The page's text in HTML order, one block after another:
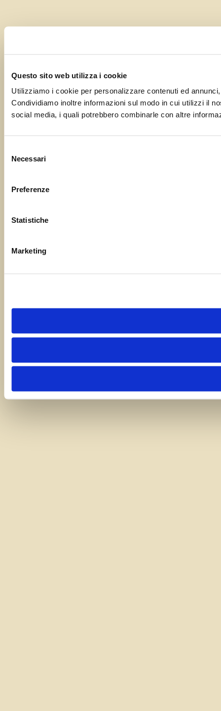
Questo sito web utilizza i cookie
Utilizziamo i cookie per personalizzare contenuti ed
Condividiamo inoltre informazioni sul modo in cui utilizzi il
social media, i quali potrebbero combinarle con altre
delNecessari
Preferenze
Statistiche
Marketing